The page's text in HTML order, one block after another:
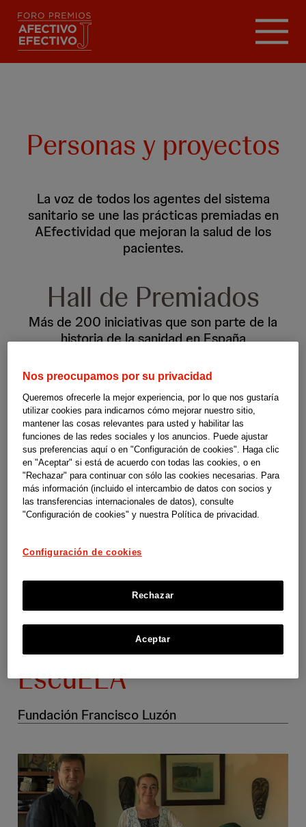
Pasar
Personas y proyectos
La voz de todos los agentes del sistema
sanitario se une las prácticas premiadas en
AEfectividad que mejoran la salud de los
pacientes.
Hall de Premiados
Más de 200 iniciativas que son parte de la
historia de la sanidad en España
Ver ahora
EscuELA
Fundación Francisco Luzón
Nos preocupamos por su privacidad
Queremos ofrecerle la mejor experiencia, por lo que nos gustaría
utilizar cookies para indicarnos cómo mejorar nuestro sitio,
mantener las cosas relevantes para usted y habilitar las
funciones de las redes sociales y los anuncios. Puede ajustar
sus preferencias aquí o en "Configuración de cookies". Haga clic
en "Aceptar" si está de acuerdo con todas las cookies, o en
"Rechazar" para continuar con sólo las cookies necesarias. Para
más información (incluido el intercambio de datos con socios y
las transferencias internacionales de datos), consulte
"Configuración de cookies" y nuestra Política de privacidad.
Configuración de cookies
Rechazar
Aceptar